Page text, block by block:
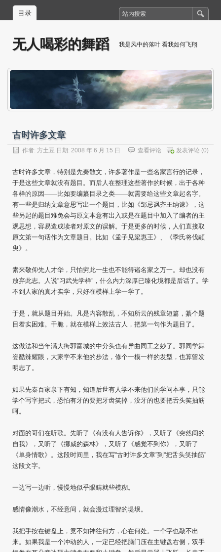
目录
无人喝彩的舞蹈 我是风中的落叶 看我如何飞翔
古时许多文章
作者: 方土豆 日期: 2008 年 6 月 15 日 发表评论 (0)
查看评论
古时许多文章，特别是先秦散文，许多著作是一些名家言行的记录，
于是这些文章就没有题目。而后人在整理这些著作的时候，出于各种
各样的原因——比如要编纂目录之类——就需要给这些文章起名字。
有一些是归纳文章意思写出一个题目，比如《邹忌讽齐王纳谏》，这
些另起的题目难免会与原文本意有出入或是在题目中加入了编者的主
观思想，容易造成读者对原文的误解。于是更多的时候，人们直接取
原文第一句话作为文章题目。比如《孟子见梁惠王》、《季氏将伐颛
臾》。
素来敬仰先人才华，只怕穷此一生也不能得诸名家之万一。却也没有
放弃此志。人说“习武先学样”，什么内力深厚已臻化境都是后话了。学
不到人家的真才实学，只好在模样上学一学了。
于是，就从题目开始。凡是内容散乱，不知所云的残章短篇，纂个题
目着实困难。干脆，就在模样上效法古人，把第一句作为题目了。
这做法和当年满大街郭富城的中分头也有异曲同工之妙了。郭同学舞
姿酷辣耀眼，大家学不来他的步法，修个一模一样的发型，也算留发
明志了。
如果先秦百家泉下有知，知道后世有人学不来他们的学问本事，只能
学个写字把式，恐怕有牙的要把牙齿笑掉，没牙的也要把舌头笑抽筋
呵。
对面的哥们在听歌。先听了《有没有人告诉你》，又听了《突然间的
自我》，又听了《挪威的森林》，又听了《感觉不到你》，又听了
《单身情歌》。这段时间里，我在写“古时许多文章”到“把舌头笑抽筋”
这段文字。
一边写一边听，慢慢地似乎眼睛就些模糊。
感情像潮水，不经意间，就会漫过理智的堤坝。
我把手按在键盘上，竟不知神往何方，心在何处。一个字也敲不出
来。如果我是一个冲动的人，一定已经把脑门压在主键盘右侧，双手